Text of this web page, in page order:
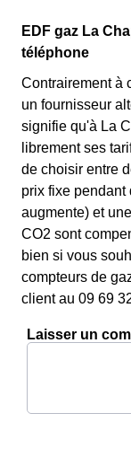
EDF gaz La
téléphone
Contrairement à
un fournisseur
signifie qu'à La
librement ses
de choisir entre
prix fixe pendant
augmente) et
CO2 sont
bien si vous
compteurs de
client au 09 69
Laisser un